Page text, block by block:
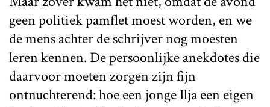
geen politiek pamflet moest worden, en we
de mens achter de schrijver nog moesten
leren kennen. De persoonlijke anekdotes die
daarvoor moeten zorgen zijn fijn
ontnuchterend: hoe een jonge Ilja een eigen